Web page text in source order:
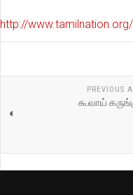
http://
PREVIOUS
கூவாய்